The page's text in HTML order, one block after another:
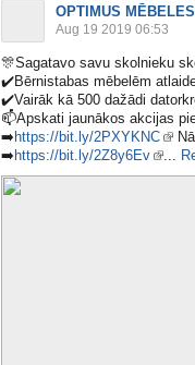
OPTIMUS MĒBELES
Aug 19 2019 06:53
🎊Sagatavo savu skolnieku
✔️Bērnistabas mēbelēm
✔️Vairāk kā 500 dažādi
📫Apskati jaunākos akcijas
➡️ https://bit.ly/2PXYKNC
➡️ https://bit.ly/2Z8y6Ev